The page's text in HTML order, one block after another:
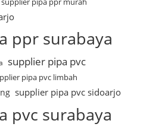
ppr surabaya
supplier pipa pvc
pipa pvc limbah
supplier pipa pvc sidoarjo
pvc surabaya